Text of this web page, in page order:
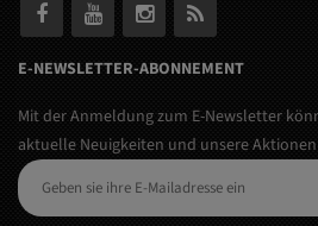
E-NEWSLETTER-ABONNEMENT
Mit der Anmeldung zum E-Newsletter
aktuelle Neuigkeiten und unsere